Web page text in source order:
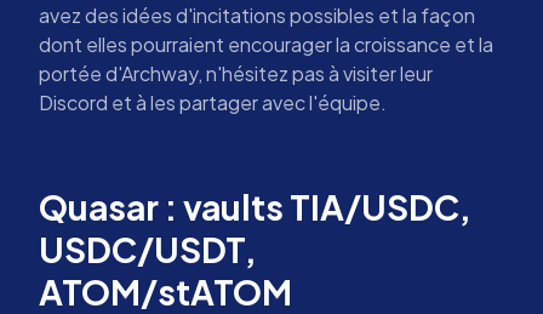
avez des idées d'incitations possibles et la façon
dont elles pourraient encourager la croissance et la
portée d'Archway, n'hésitez pas à visiter leur
Discord et à les partager avec l'équipe.
Quasar : vaults TIA/USDC,
USDC/USDT,
ATOM/stATOM